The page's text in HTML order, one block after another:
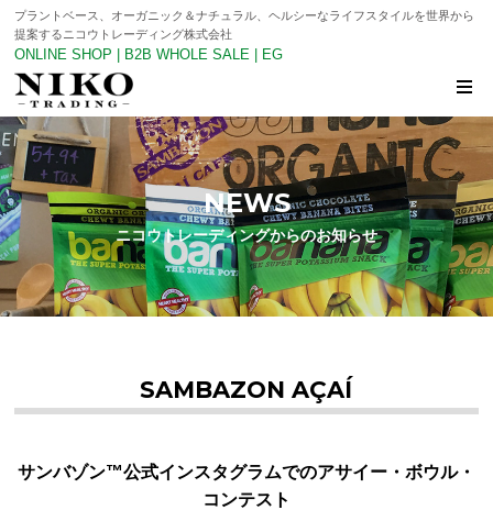
プラントベース、オーガニック＆ナチュラル、ヘルシーなライフスタイルを世界から
提案するニコウトレーディング株式会社
ONLINE SHOP B2B WHOLE SALE EG
NEWS
ニコウトレーディングからのお知らせ
SAMBAZON AÇAÍ
サンバゾン™公式インスタグラムでのアサイー・ボウル・
コンテスト